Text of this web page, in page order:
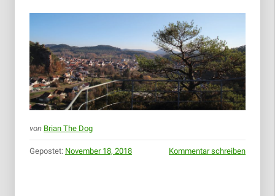
von Brian The Dog
Gepostet: November 18, 2018 Kommentar schreiben